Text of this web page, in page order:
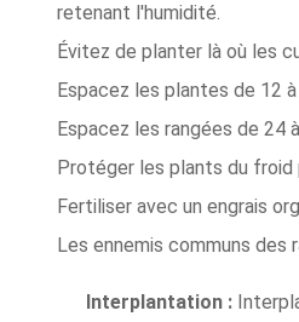
retenant l'humidité.
Évitez de planter là où les
Espacez les plantes de 12
Espacez les rangées de 24
Protéger les plants du froid
Fertiliser avec un engrais
Les ennemis communs des
Interplantation :